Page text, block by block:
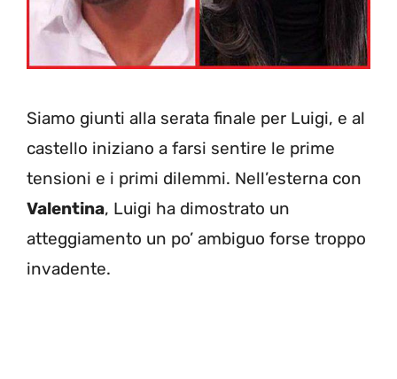
Siamo giunti alla serata finale per Luigi, e al
castello iniziano a farsi sentire le prime
tensioni e i primi dilemmi. Nell’esterna con
Valentina, Luigi ha dimostrato un
atteggiamento un po’ ambiguo forse troppo
invadente.